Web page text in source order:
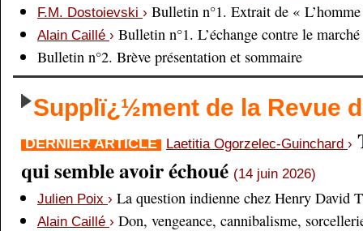
F.M. Dostoievski › Bulletin n°1. Extrait de «
Alain Caillé › Bulletin n°1. L’échange contre le marché
Bulletin n°2. Brève présentation et sommaire
Supplï¿½ment de la Revue
DERNIER ARTICLE Laetitia Ogorzelec-Guinchard ›
qui semble avoir échoué (14 juin 2026)
Julien Poix › La question indienne chez Henry David
Alain Caillé › Don, vengeance, cannibalisme,